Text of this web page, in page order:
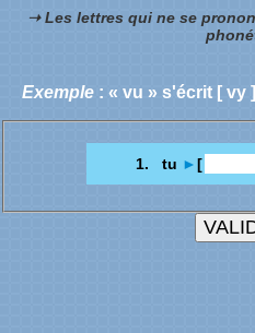
➝ Les lettres qui ne se
Exemple : « vu » s'écrit [ vy
1. tu ►[